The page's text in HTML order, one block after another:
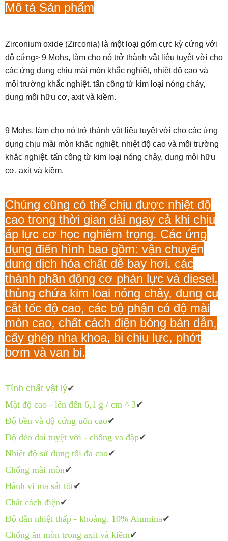
Mô tả Sản phẩm
Zirconium oxide (Zirconia) là một loại gốm cực kỳ cứng với
độ cứng> 9 Mohs, làm cho nó trở thành vật liệu tuyệt vời cho
các ứng dụng chịu mài mòn khắc nghiệt, nhiệt độ cao và
môi trường khắc nghiệt. tấn công từ kim loại nóng chảy,
dung môi hữu cơ, axit và kiềm.
9 Mohs, làm cho nó trở thành vật liệu tuyệt vời cho các ứng
dụng chịu mài mòn khắc nghiệt, nhiệt độ cao và môi trường
khắc nghiệt. tấn công từ kim loại nóng chảy, dung môi hữu
cơ, axit và kiềm.
Chúng cũng có thể chịu được nhiệt độ
cao trong thời gian dài ngay cả khi chịu
áp lực cơ học nghiêm trọng. Các ứng
dụng điển hình bao gồm: vận chuyển
dung dịch hóa chất dễ bay hơi, các
thành phần động cơ phản lực và diesel,
thùng chứa kim loại nóng chảy, dụng cụ
cắt tốc độ cao, các bộ phận có độ mài
mòn cao, chất cách điện bóng bán dẫn,
cấy ghép nha khoa, bi chịu lực, phớt
bơm và van bi.
Tính chất vật lý✔
Mật độ cao - lên đến 6,1 g / cm ^ 3✔
Độ bền và độ cứng uốn cao✔
Độ dẻo dai tuyệt vời - chống va đập✔
Nhiệt độ sử dụng tối đa cao✔
Chống mài mòn✔
Hành vi ma sát tốt✔
Chất cách điện✔
Độ dẫn nhiệt thấp - khoảng. 10% Alumina✔
Chống ăn mòn trong axit và kiềm✔